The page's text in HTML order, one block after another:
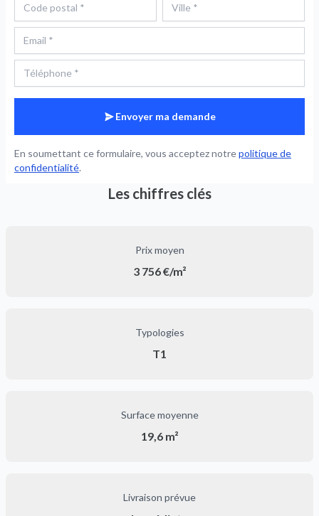
Envoyer ma demande
En soumettant ce formulaire, vous acceptez notrepolitique de
confidentialité.
Les chiffres clés
Prix moyen
3 756 €/m²
Typologies
T1
Surface moyenne
19,6 m²
Livraison prévue